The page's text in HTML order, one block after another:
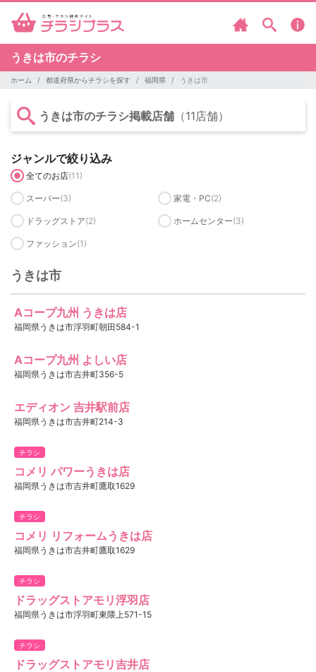
うきは市のチラシ
ホーム 都道府県からチラシを探す 福岡県 うきは市
うきは市のチラシ掲載店舗 （11店舗）
ジャンルで絞り込み
全てのお店(11)
スーパー(3) 家電・PC(2)
ドラッグストア(2) ホームセンター(3)
ファッション(1)
うきは市
Aコープ九州 うきは店
福岡県うきは市浮羽町朝田584-1
Aコープ九州 よしい店
福岡県うきは市吉井町356-5
エディオン 吉井駅前店
福岡県うきは市吉井町214-3
チラシ
コメリ パワーうきは店
福岡県うきは市吉井町鷹取1629
チラシ
コメリ リフォームうきは店
福岡県うきは市吉井町鷹取1629
チラシ
ドラッグストアモリ浮羽店
福岡県うきは市浮羽町東隈上571-15
チラシ
ドラッグストアモリ吉井店